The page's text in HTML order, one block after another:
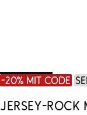
-20% mit Code
Jersey-Rock